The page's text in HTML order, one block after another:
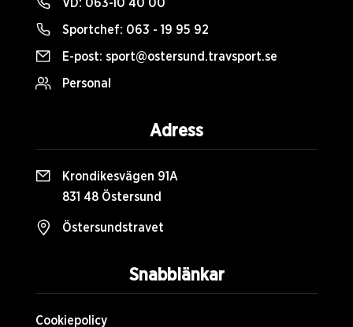
Snabblänkar
Cookiepolicy
VD: 063-10 40 00
Sportchef: 063 - 19 95 92
E-post: sport@ostersund.travsport.se
Personal
Adress
Krondikesvägen 91A
831 48 Östersund
Östersundstravet